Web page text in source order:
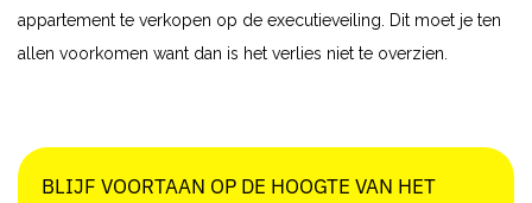
appartement te verkopen op de executieveiling. Dit moet je ten
allen voorkomen want dan is het verlies niet te overzien.
BLIJF VOORTAAN OP DE HOOGTE VAN HET